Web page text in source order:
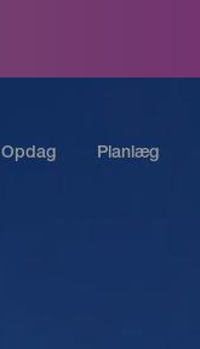
Opdag Planlæg